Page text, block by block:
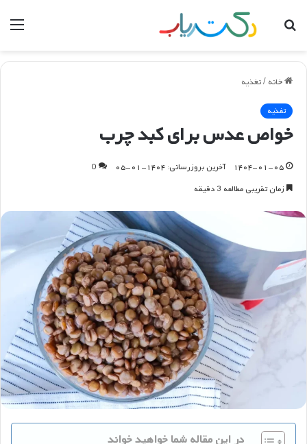
جستجو
خانه /تغذیه
تغذیه
خواص عدس برای کبد چرب
۱۴۰۴-۰۱-۰۵ آخرین بروزرسانی: ۱۴۰۴-۰۱-۰۵
0
زمان تقریبی مطالعه 3 دقیقه
در این مقاله شما خواهید خواند